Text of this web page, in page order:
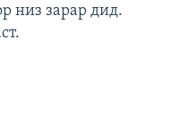
низ зарар дид.